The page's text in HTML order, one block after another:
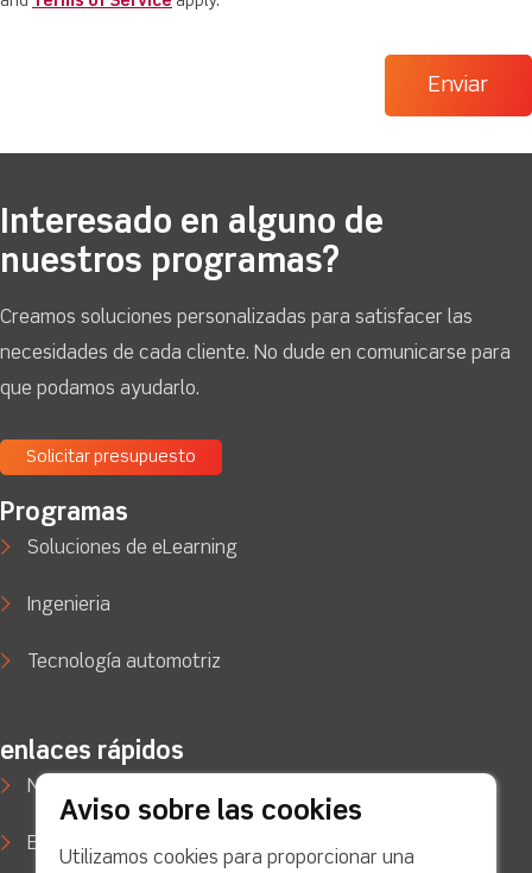
Interesado en alguno de
nuestros programas?
Creamos soluciones personalizadas para satisfacer las
necesidades de cada cliente. No dude en comunicarse para
que podamos ayudarlo.
Solicitar presupuesto
Programas
Soluciones de eLearning
Ingenieria
Tecnología automotriz
enlaces rápidos
Noticias
Estudios de caso
Aviso sobre las cookies
Utilizamos cookies para proporcionar una